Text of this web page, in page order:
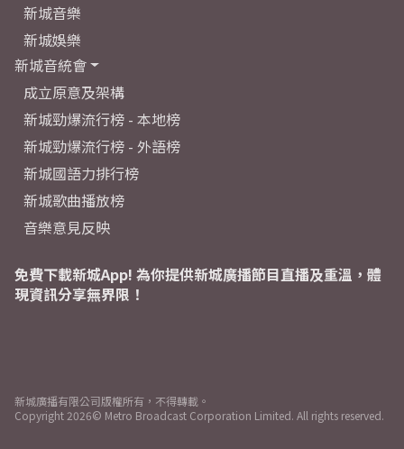
新城音樂
新城娛樂
新城音統會
成立原意及架構
新城勁爆流行榜 - 本地榜
新城勁爆流行榜 - 外語榜
新城國語力排行榜
新城歌曲播放榜
音樂意見反映
免費下載新城App! 為你提供新城廣播節目直播及重溫，體
現資訊分享無界限！
新城廣播有限公司版權所有，不得轉載。
Copyright 2026© Metro Broadcast Corporation Limited. All rights reserved.